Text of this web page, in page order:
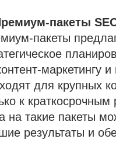
пакеты
пакеты
маркетингу
для крупных
к краткосрочным
на такие пакеты
результаты и